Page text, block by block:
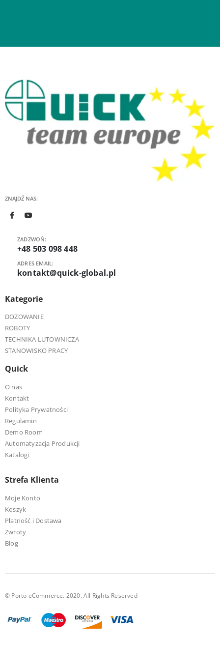
ZNAJDŹ NAS:
ZADZWOŃ:
+48 503 098 448
ADRES EMAIL:
kontakt@quick-global.pl
Kategorie
DOZOWANIE
ROBOTY
TECHNIKA LUTOWNICZA
STANOWISKO PRACY
Quick
O nas
Kontakt
Polityka Prywatności
Regulamin
Demo Room
Automatyzacja Produkcji
Katalogi
Strefa Klienta
Moje Konto
Koszyk
Płatność i Dostawa
Zwroty
Blog
© Porto eCommerce. 2020. All Rights Reserved